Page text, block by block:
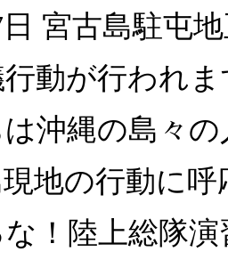
宮古島駐屯
動が行われま
沖縄の島々の
地の行動に
！陸上総隊